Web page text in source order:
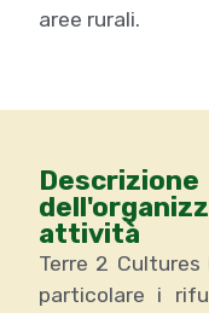
aree rurali.
attività
Terre 2
particolare i